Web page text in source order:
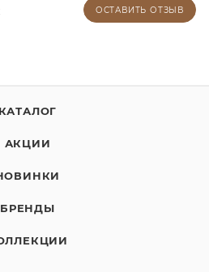
ОСТАВИТЬ ОТЗЫВ
КАТАЛОГ
АКЦИИ
БРЕНДЫ